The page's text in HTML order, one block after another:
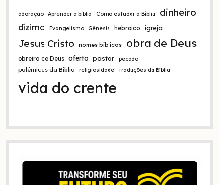
adoração Aprender a bíblia Como estudar a Bíblia dinheiro
dízimo Evangelismo Gênesis hebraico igreja
Jesus Cristo nomes bíblicos obra de Deus
obreiro de Deus oferta pastor pecado
polêmicas da Bíblia religiosidade traduções da Bíblia
vida do crente